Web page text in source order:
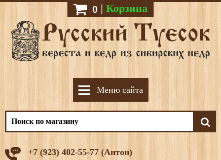
0 | Корзина
Меню сайта
+7 (923) 402-55-77 (Антон)